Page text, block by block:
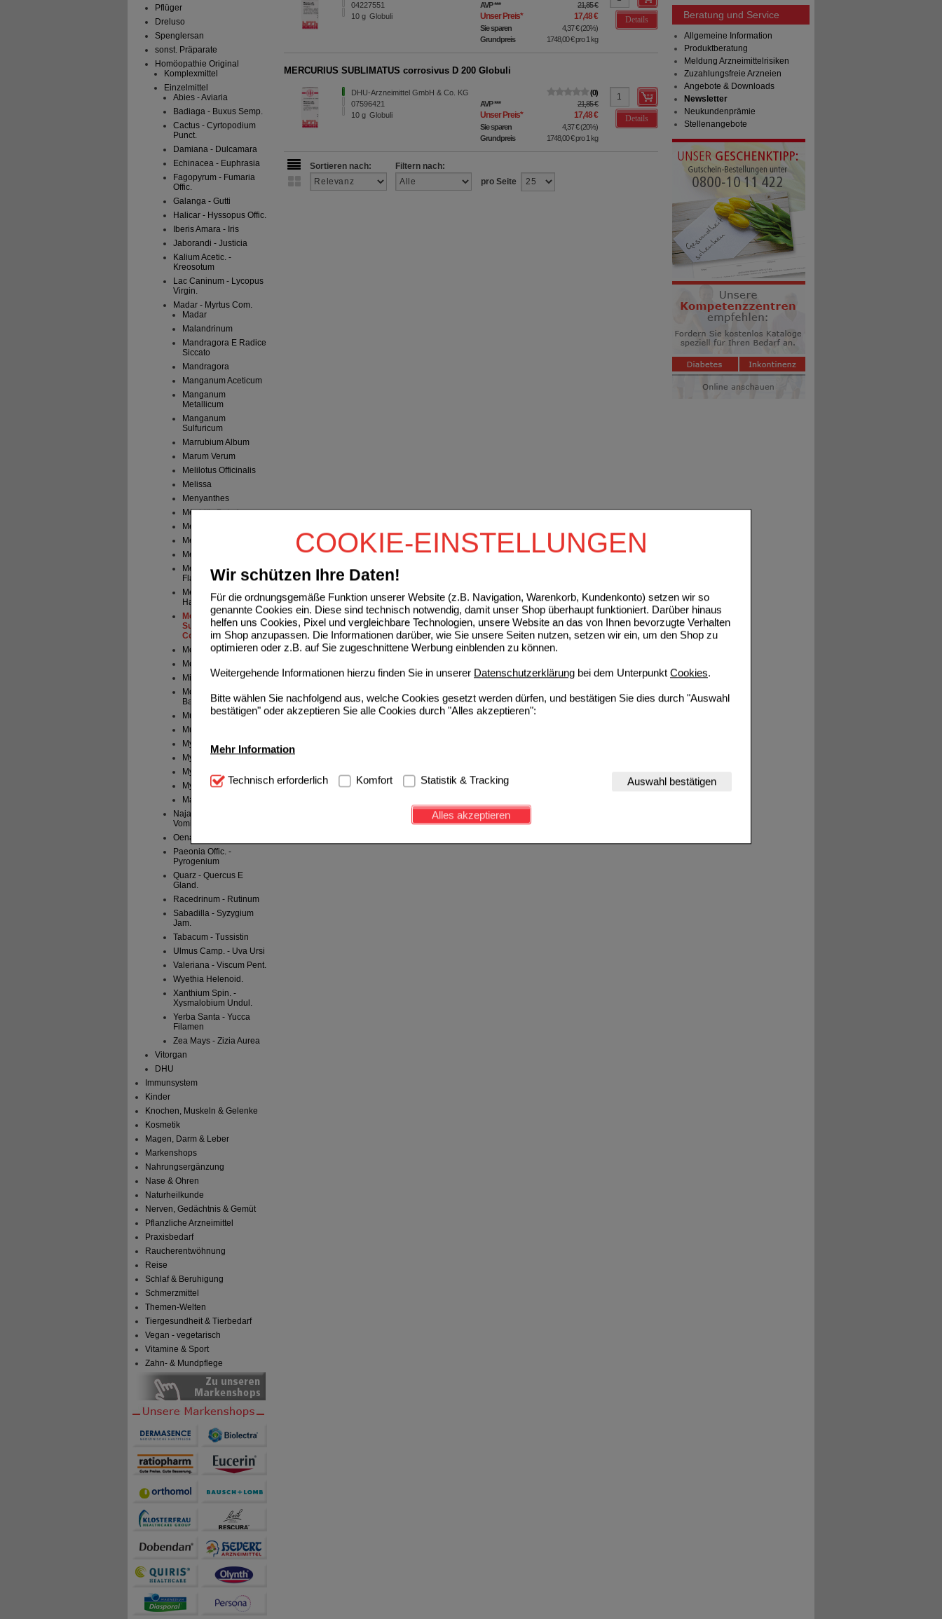
COOKIE-EINSTELLUNGEN
Wir schützen Ihre Daten!
Für die ordnungsgemäße Funktion unserer Website (z.B. Navigation, Warenkorb, Kundenkonto) setzen wir so
genannte Cookies ein. Diese sind technisch notwendig, damit unser Shop überhaupt funktioniert. Darüber hinaus
helfen uns Cookies, Pixel und vergleichbare Technologien, unsere Website an das von Ihnen bevorzugte Verhalten
im Shop anzupassen. Die Informationen darüber, wie Sie unsere Seiten nutzen, setzen wir ein, um den Shop zu
optimieren oder z.B. auf Sie zugeschnittene Werbung einblenden zu können.
Weitergehende Informationen hierzu finden Sie in unserer Datenschutzerklärung bei dem Unterpunkt Cookies.
Bitte wählen Sie nachfolgend aus, welche Cookies gesetzt werden dürfen, und bestätigen Sie dies durch "Auswahl
bestätigen" oder akzeptieren Sie alle Cookies durch "Alles akzeptieren":
Mehr Information
Technisch Notwendig: Hierbei handelt es sich um Cookies, die für die Grundfunktionen unserer Website
notwendig sind (z.B. Navigation, Warenkorb, Kundenkonto), weshalb auf diese nicht verzichtet werden kann.
Diese Cookies werden genutzt um das Einkaufserlebnis noch ansprechender zu gestalten,
beispielsweise für die Wiedererkennung des Besuchers oder unsere Seite an bevorzugte Verhaltensweisen (z.B.
Inhalte anzuzeigen und unser Partnerprogramm zu betreiben.
Statistik & Tracking:
auch die Werbung auf Drittseiten möglichst relevant für Sie zu gestalten. Bitte beachten Sie, dass Daten hierfür
teilweise an Dritte wie z.B. Google oder soziale Medien übertragen werden.
Technisch erforderlich Komfort Statistik & Tracking Auswahl bestätigen
Alles akzeptieren
Pflüger
Dreluso
Spenglersan
sonst. Präparate
Homöopathie Original
Komplexmittel
Einzelmittel
Abies - Aviaria
Badiaga - Buxus Semp.
Cactus - Cyrtopodium
Punct.
Damiana - Dulcamara
Echinacea - Euphrasia
Fagopyrum - Fumaria
Offic.
Galanga - Gutti
Halicar - Hyssopus Offic.
Iberis Amara - Iris
Jaborandi - Justicia
Kalium Acetic. -
Kreosotum
Lac Caninum - Lycopus
Virgin.
Madar - Myrtus Com.
Madar
Malandrinum
Mandragora E Radice
Siccato
Mandragora
Manganum Aceticum
Manganum
Metallicum
Manganum
Sulfuricum
Marrubium Album
Marum Verum
Melilotus Officinalis
Melissa
Menyanthes
Mephitis Putorius
Mercurius Bijodatus
Mercurius Cyanatus
Mercurius Dulcis
Mercurius Jodatus
Flavus
Mercurius Solubilis
Hahnemanni
Mercurius
Sublimatus
Corrosivus
Mercurius Vivus
Mezereum
Millefolium
Momordica
Balsamina
Muira Puama
Murex
Myrica Cerifera
Myristica Sebifera
Myrtillocactus
Myrtillus
Magnesium Phos.
Naja Tripudians - Nux
Vomica
Oenanthe Croc.- Oxalis
Paeonia Offic. -
Pyrogenium
Quarz - Quercus E
Gland.
Racedrinum - Rutinum
Sabadilla - Syzygium
Jam.
Tabacum - Tussistin
Ulmus Camp. - Uva Ursi
Valeriana - Viscum Pent.
Wyethia Helenoid.
Xanthium Spin. -
Xysmalobium Undul.
Yerba Santa - Yucca
Filamen
Zea Mays - Zizia Aurea
Vitorgan
DHU
Immunsystem
Kinder
Knochen, Muskeln & Gelenke
Kosmetik
Magen, Darm & Leber
Markenshops
Nahrungsergänzung
Nase & Ohren
Naturheilkunde
Nerven, Gedächtnis & Gemüt
Pflanzliche Arzneimittel
Praxisbedarf
Raucherentwöhnung
Reise
Schlaf & Beruhigung
Schmerzmittel
Themen-Welten
Tiergesundheit & Tierbedarf
Vegan - vegetarisch
Vitamine & Sport
Zahn- & Mundpflege
04227551
10g Globuli
AVP*** 21,85 €
Unser Preis* 17,48 €
Sie sparen 4,37 €(20%)
Grundpreis
1748,00 €pro 1 kg
Details
MERCURIUS SUBLIMATUS corrosivus D 200 Globuli
DHU-Arzneimittel GmbH & Co. KG
07596421
10g Globuli
0
AVP*** 21,85 €
Unser Preis* 17,48 €
Sie sparen 4,37 €(20%)
Grundpreis
1748,00 €pro 1 kg
Details
Sortieren nach:
Filtern nach:
pro Seite
Beratung und Service
Allgemeine Information
Produktberatung
Meldung Arzneimittelrisiken
Zuzahlungsfreie Arzneien
Angebote & Downloads
Newsletter
Neukundenprämie
Stellenangebote